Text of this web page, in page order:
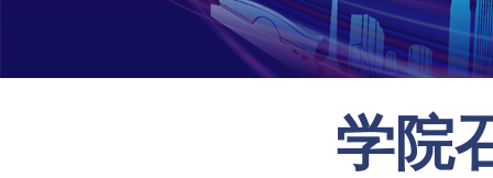
学院